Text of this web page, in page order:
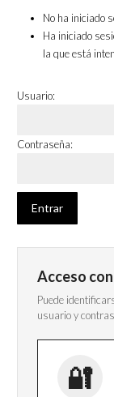
No ha iniciado
Ha iniciado
la que está
Usuario:
Contraseña:
Acceso
Puede
usuario y